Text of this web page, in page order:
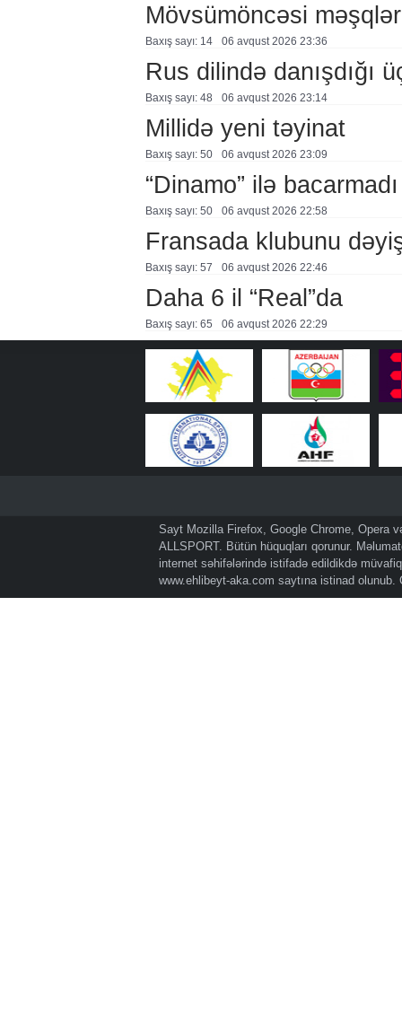
Mövsümöncəsi
Baxış sayı: 14 06 avqust 2026 23:36
Rus dilində danışdığı
Baxış sayı: 48 06 avqust 2026 23:14
Millidə yeni təyinat
Baxış sayı: 50 06 avqust 2026 23:09
“Dinamo” ilə bacarmadı
Baxış sayı: 50 06 avqust 2026 22:58
Fransada klubunu
Baxış sayı: 57 06 avqust 2026 22:46
Daha 6 il “Real”da
Baxış sayı: 65 06 avqust 2026 22:29
Sayt Mozilla Firefox, Google Chrome, Opera
ALLSPORT. Bütün hüquqları qorunur.
internet səhifələrində istifadə edildikdə
www.ehlibeyt-aka.com saytına istinad olunub.